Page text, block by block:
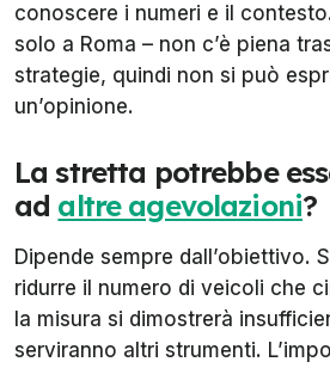
conoscere i numeri e il
solo a Roma – non c’è piena
strategie, quindi non si può
un’opinione.
La stretta potrebbe
ad altre agevolazioni?
Dipende sempre dall’obiettivo.
ridurre il numero di veicoli che
la misura si dimostrerà
serviranno altri strumenti.